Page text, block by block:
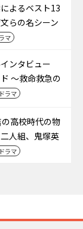
よるベスト13
らの名シーン
マ
ンタビュー
～救命救急の
ラマ
の高校時代の物
人組、鬼塚英
ラマ